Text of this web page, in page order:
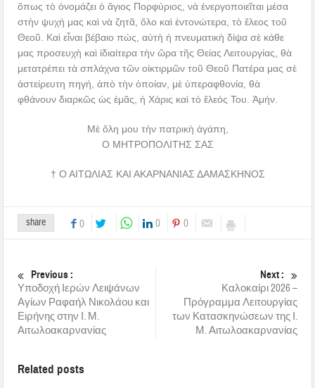
ὅπως τὸ ὀνομάζει ὁ ἅγιος Πορφύριος, νὰ ἐνεργοποιεῖται μέσα
στὴν ψυχή μας καὶ νὰ ζητᾶ, ὅλο καὶ ἐντονώτερα, τὸ ἔλεος τοῦ
Θεοῦ. Καὶ εἶναι βέβαιο πώς, αὐτὴ ἡ πνευματικὴ δίψα σὲ κάθε
μας προσευχὴ καὶ ἰδιαίτερα τὴν ὥρα τῆς Θείας Λειτουργίας, θὰ
μετατρέπει τὰ σπλάχνα τῶν οἰκτιρμῶν τοῦ Θεοῦ Πατέρα μας σὲ
ἀστείρευτη πηγή, ἀπὸ τὴν ὁποίαν, μὲ ὑπεραφθονία, θὰ
φθάνουν διαρκῶς ὡς ἐμᾶς, ἡ Χάρις καὶ τὸ ἔλεός Του. Ἀμήν.
Μὲ ὅλη μου τὴν πατρικὴ ἀγάπη,
Ο ΜΗΤΡΟΠΟΛΙΤΗΣ ΣΑΣ
† Ο ΑΙΤΩΛΙΑΣ ΚΑΙ ΑΚΑΡΝΑΝΙΑΣ ΔΑΜΑΣΚΗΝΟΣ
share 0 0 0
Previous :
Υποδοχή Ιερών Λειψάνων
Αγίων Ραφαήλ Νικολάου και
Ειρήνης στην Ι. Μ.
Αιτωλοακαρνανίας
Next :
Καλοκαίρι 2026 –
Πρόγραμμα Λειτουργίας
των Κατασκηνώσεων της Ι.
Μ. Αιτωλοακαρνανίας
Related posts